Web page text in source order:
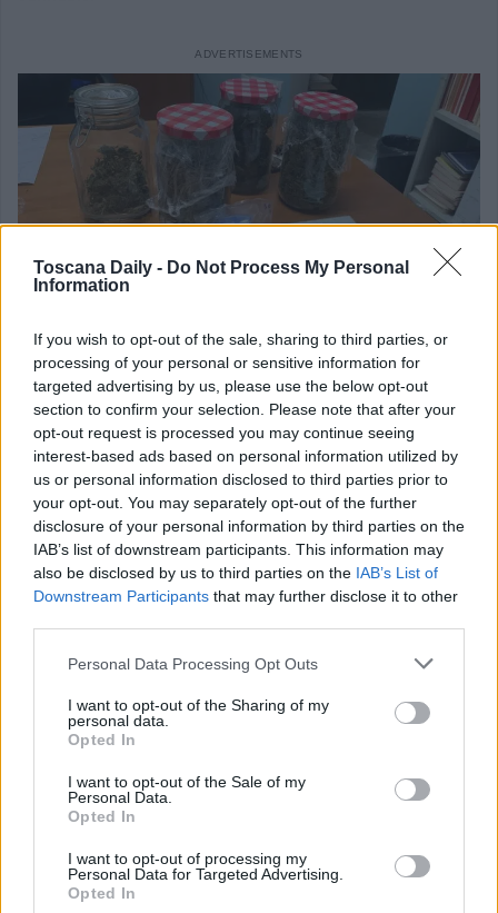
Toscana Daily - Do Not Process My Personal
Information
If you wish to opt-out of the sale, sharing to third parties, or
processing of your personal or sensitive information for
targeted advertising by us, please use the below opt-out
section to confirm your selection. Please note that after your
opt-out request is processed you may continue seeing
interest-based ads based on personal information utilized by
us or personal information disclosed to third parties prior to
your opt-out. You may separately opt-out of the further
disclosure of your personal information by third parties on the
IAB’s list of downstream participants. This information may
also be disclosed by us to third parties on the IAB’s List of
Downstream Participants that may further disclose it to other
Personal Data Processing Opt Outs
I want to opt-out of the Sharing of my
personal data.
Opted In
I want to opt-out of the Sale of my
Personal Data.
Opted In
I want to opt-out of processing my
Personal Data for Targeted Advertising.
Opted In
L’uomo è stato deferito alla locale A.G. anche per
resistenza a P.U., essendosi opposto alle operazioni di
ricerca effettuate presso il domicilio, atteggiamento che ha
richiesto l’intervento sul posto di altre pattuglie.